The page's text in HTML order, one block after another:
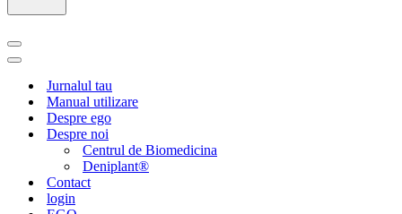
Meniu
de
Meniu
navigareJurnalul tau
Manual utilizare
Despre ego
Despre noi
Centrul de Biomedicina
Deniplant®
Contact
login